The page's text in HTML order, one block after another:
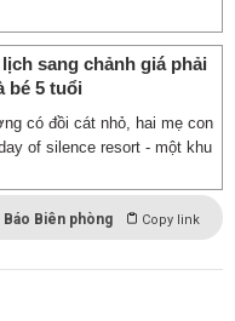
sang chảnh giá phải
bé 5 tuổi
có đồi cát nhỏ, hai mẹ con
of silence resort - một khu
Báo Biên phòng Copy link